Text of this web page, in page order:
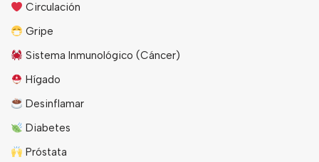
Circulación
Gripe
Sistema Inmunológico (Cáncer)
Hígado
Desinflamar
Diabetes
Próstata